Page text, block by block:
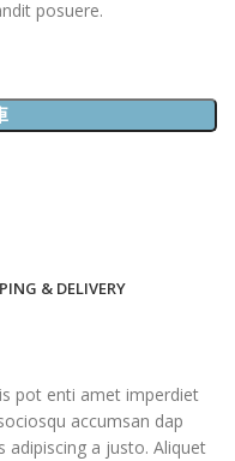
posuere.
& DELIVERY
pot enti amet imperdiet
accumsan dap
adipiscing a justo. Aliquet